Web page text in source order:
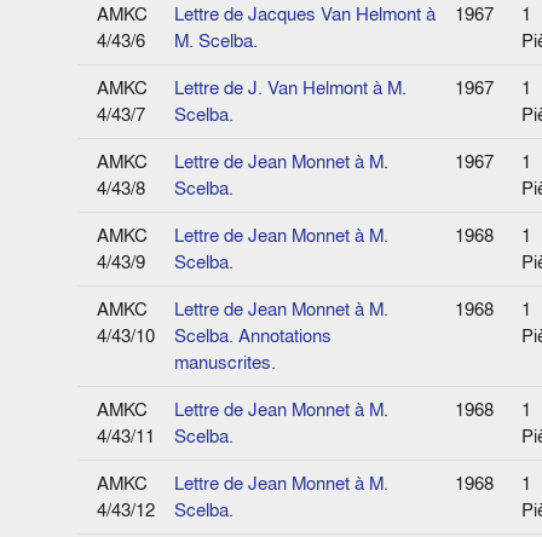
AMKC
4/43/6
Lettre de Jacques Van Helmont à
M. Scelba.
1967
1
AMKC
4/43/7
Lettre de J. Van Helmont à M.
Scelba.
1967
1
AMKC
4/43/8
Lettre de Jean Monnet à M.
Scelba.
1967
1
AMKC
4/43/9
Lettre de Jean Monnet à M.
Scelba.
1968
1
AMKC
4/43/10
Lettre de Jean Monnet à M.
Scelba. Annotations
manuscrites.
1968
1
AMKC
4/43/11
Lettre de Jean Monnet à M.
Scelba.
1968
1
AMKC
4/43/12
Lettre de Jean Monnet à M.
Scelba.
1968
1